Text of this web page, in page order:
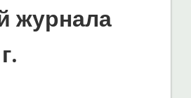
журнала